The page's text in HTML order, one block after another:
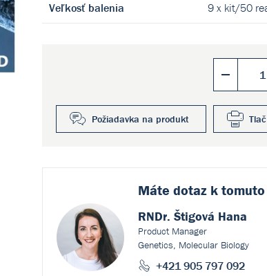
Veľkosť balenia 9 x kit/50
Požiadavka na produkt
Máte dotaz k
RNDr. Štigová Hana
Product Manager
Genetics, Molecular Biology
+421 905 797 092